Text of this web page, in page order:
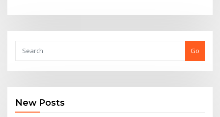
Go
New Posts